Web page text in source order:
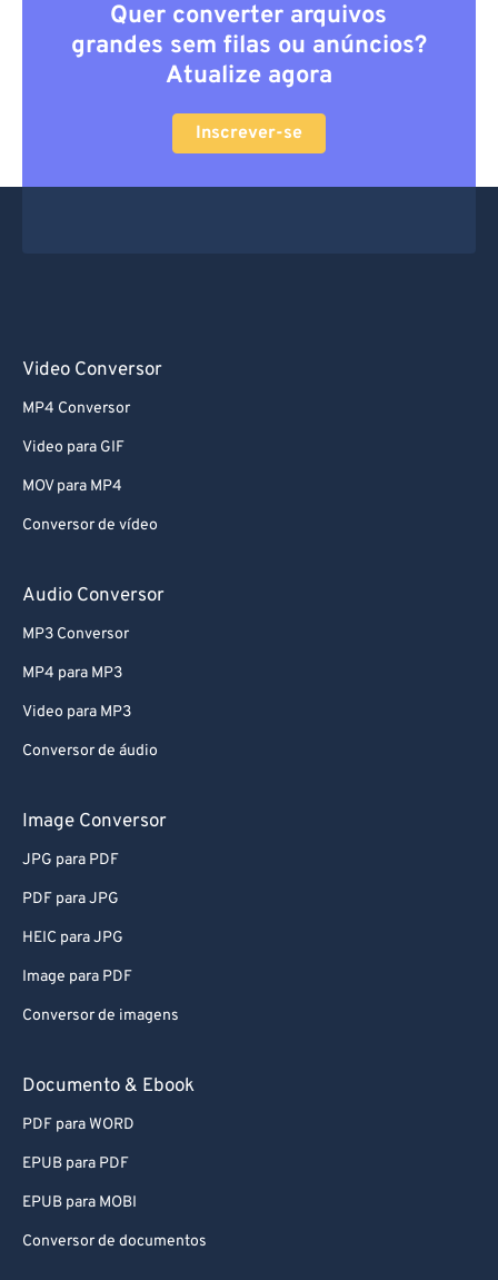
Quer converter arquivos
grandes sem filas ou anúncios?
Atualize agora
Inscrever-se
Video Conversor
MP4 Conversor
Video para GIF
MOV para MP4
Conversor de vídeo
Audio Conversor
MP3 Conversor
MP4 para MP3
Video para MP3
Conversor de áudio
Image Conversor
JPG para PDF
PDF para JPG
HEIC para JPG
Image para PDF
Conversor de imagens
Documento & Ebook
PDF para WORD
EPUB para PDF
EPUB para MOBI
Conversor de documentos